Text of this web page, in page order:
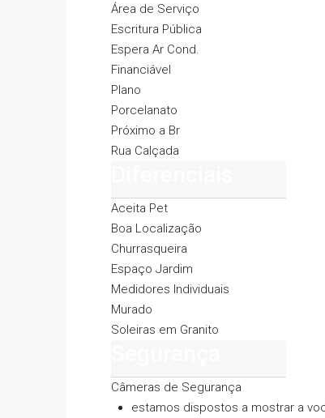
Área de Serviço
Escritura Pública
Espera Ar Cond.
Financiável
Plano
Porcelanato
Próximo a Br
Rua Calçada
Aceita Pet
Boa Localização
Churrasqueira
Espaço Jardim
Medidores Individuais
Murado
Soleiras em Granito
Câmeras de Segurança
estamos dispostos a mostrar a